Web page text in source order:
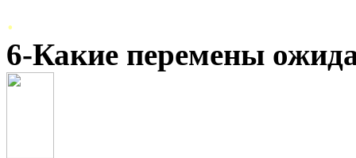
.
6-Какие перемены